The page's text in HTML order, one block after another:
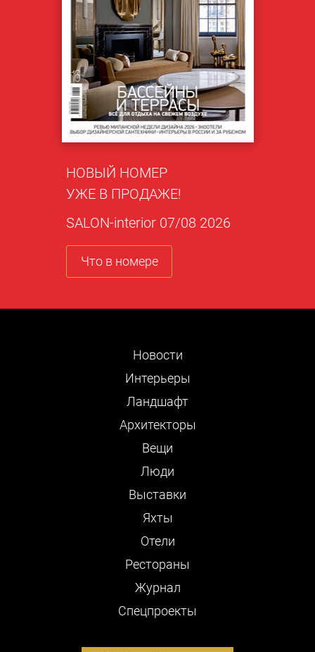
НОВЫЙ НОМЕР
УЖЕ В ПРОДАЖЕ!
SALON-interior 07/08 2026
Что в номере
Новости
Интерьеры
Ландшафт
Архитекторы
Вещи
Люди
Выставки
Яхты
Отели
Рестораны
Журнал
Cпецпроекты